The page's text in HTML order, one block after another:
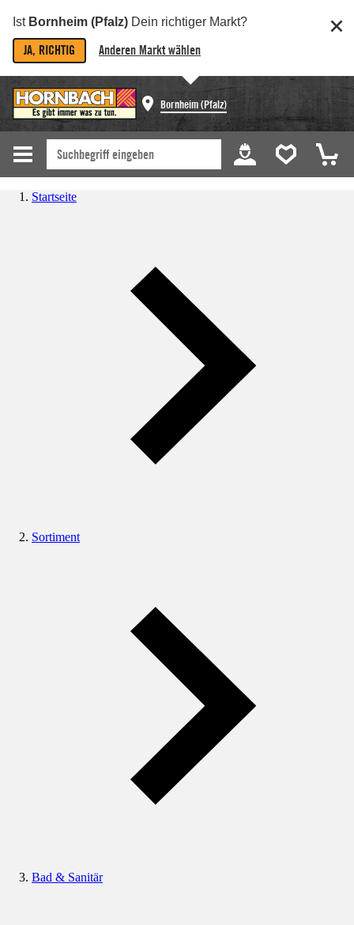
Ist Bornheim (Pfalz) Dein richtiger Markt?
JA, RICHTIG Anderen Markt wählen
Bornheim (Pfalz)
Startseite
Sortiment
Bad & Sanitär